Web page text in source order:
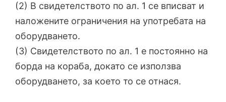
(2) В свидетелството по ал. 1 се вписват и
наложените ограничения на употребата на
оборудването.
(3) Свидетелството по ал. 1 е постоянно на
борда на кораба, докато се използва
оборудването, за което то се отнася.